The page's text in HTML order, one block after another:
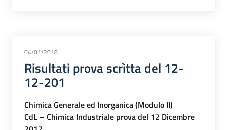
04/01/2018
Risultati prova scrìtta del 12-
12-201
Chimica Generale ed Inorganica (Modulo II)
CdL – Chimica Industriale prova del 12 Dicembre